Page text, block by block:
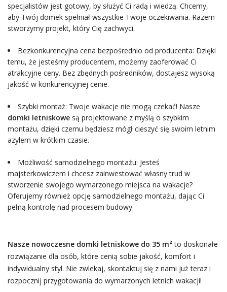
specjalistów jest gotowy, by służyć Ci radą i wiedzą. Chcemy,
aby Twój domek spełniał wszystkie Twoje oczekiwania. Razem
stworzymy projekt, który Cię zachwyci.
Bezkonkurencyjna cena bezpośrednio od producenta: Dzięki
temu, że jesteśmy producentem, możemy zaoferować Ci
atrakcyjne ceny. Bez zbędnych pośredników, dostajesz wysoką
jakość w konkurencyjnej cenie.
Szybki montaż: Twoje wakacje nie mogą czekać! Nasze
domki letniskowesą projektowane z myślą o szybkim
montażu, dzięki czemu będziesz mógł cieszyć się swoim letnim
azylem w krótkim czasie.
Możliwość samodzielnego montażu: Jesteś
majsterkowiczem i chcesz zainwestować własny trud w
stworzenie swojego wymarzonego miejsca na wakacje?
Oferujemy również opcję samodzielnego montażu, dając Ci
pełną kontrolę nad procesem budowy.
Nasze nowoczesne domki letniskowe do 35 m²to doskonałe
rozwiązanie dla osób, które cenią sobie jakość, komfort i
indywidualny styl. Nie zwlekaj, skontaktuj się z nami już teraz i
rozpocznij przygotowania do wymarzonych letnich wakacji!